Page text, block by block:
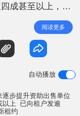
n
成甚至以上，同
应市民置业的需
示，房协早前推
岭及观塘项目均
反映市民置业意
阅读更多
自动播放
逐步提升资助出售单位
以上 已向租户发逾
租约